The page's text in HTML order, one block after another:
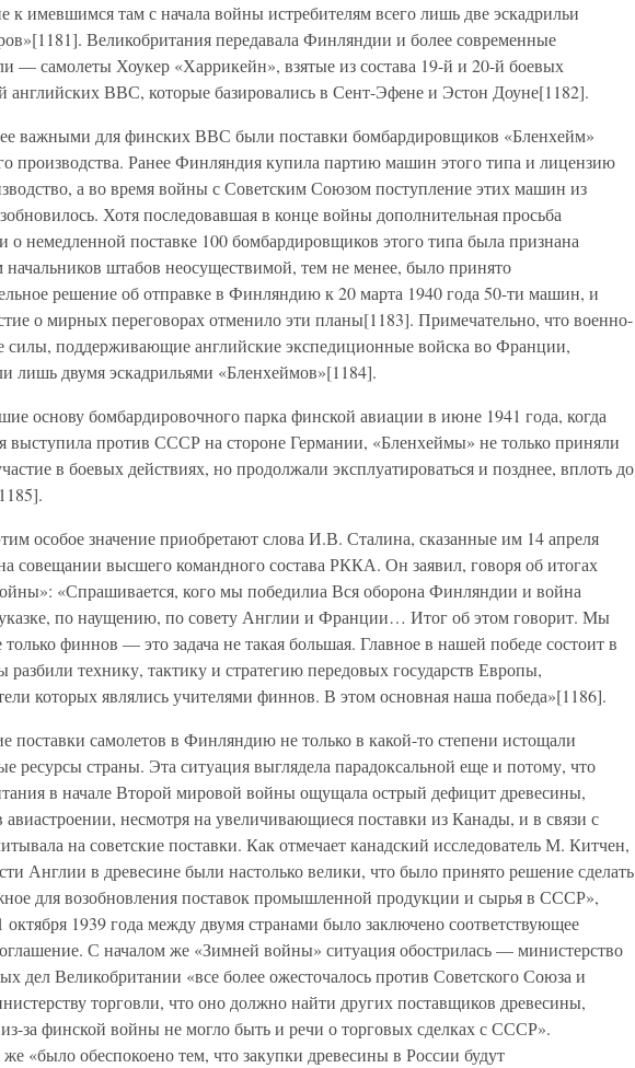
к имевшимся там с начала войны истребителям всего лишь две эскадрильи
Великобритания передавала Финляндии и более современные
— самолеты Хоукер «Харрикейн», взятые из состава 19-й и 20-й боевых
английских ВВС, которые базировались в Сент-Эфене и Эстон Доуне[1182].
важными для финских ВВС были поставки бомбардировщиков «Бленхейм»
производства. Ранее Финляндия купила партию машин этого типа и лицензию
а во время войны с Советским Союзом поступление этих машин из
Хотя последовавшая в конце войны дополнительная просьба
немедленной поставке 100 бомбардировщиков этого типа была признана
штабов неосуществимой, тем не менее, было принято
решение об отправке в Финляндию к 20 марта 1940 года 50-ти машин, и
о мирных переговорах отменило эти планы[1183]. Примечательно, что военно-
силы, поддерживающие английские экспедиционные войска во Франции,
лишь двумя эскадрильями «Бленхеймов»[1184].
основу бомбардировочного парка финской авиации в июне 1941 года, когда
выступила против СССР на стороне Германии, «Бленхеймы» не только приняли
в боевых действиях, но продолжали эксплуатироваться и позднее, вплоть до
особое значение приобретают слова И.В. Сталина, сказанные им 14 апреля
совещании высшего командного состава РККА. Он заявил, говоря об итогах
«Спрашивается, кого мы победилиа Вся оборона Финляндии и война
по наущению, по совету Англии и Франции… Итог об этом говорит. Мы
только финнов — это задача не такая большая. Главное в нашей победе состоит в
разбили технику, тактику и стратегию передовых государств Европы,
которых являлись учителями финнов. В этом основная наша победа»[1186].
поставки самолетов в Финляндию не только в какой-то степени истощали
ресурсы страны. Эта ситуация выглядела парадоксальной еще и потому, что
в начале Второй мировой войны ощущала острый дефицит древесины,
авиастроении, несмотря на увеличивающиеся поставки из Канады, и в связи с
на советские поставки. Как отмечает канадский исследователь М. Китчен,
Англии в древесине были настолько велики, что было принято решение сделать
для возобновления поставок промышленной продукции и сырья в СССР»,
октября 1939 года между двумя странами было заключено соответствующее
С началом же «Зимней войны» ситуация обострилась — министерство
дел Великобритании «все более ожесточалось против Советского Союза и
торговли, что оно должно найти других поставщиков древесины,
за финской войны не могло быть и речи о торговых сделках с СССР».
«было обеспокоено тем, что закупки древесины в России будут